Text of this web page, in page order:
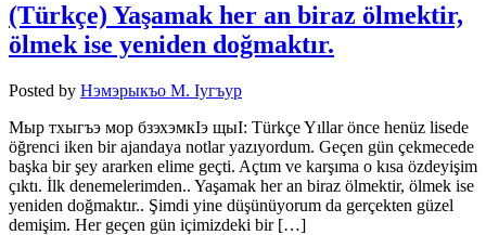
(Türkçe) Yaşamak her an biraz ölmektir,
ölmek ise yeniden doğmaktır.
Posted by Нэмэрыкъо М. Iугъур
Мыр тхыгъэ мор бзэхэмкIэ щыI: Türkçe Yıllar önce henüz lisede
öğrenci iken bir ajandaya notlar yazıyordum. Geçen gün çekmecede
başka bir şey ararken elime geçti. Açtım ve karşıma o kısa özdeyişim
çıktı. İlk denemelerimden.. Yaşamak her an biraz ölmektir, ölmek ise
yeniden doğmaktır.. Şimdi yine düşünüyorum da gerçekten güzel
demişim. Her geçen gün içimizdeki bir […]